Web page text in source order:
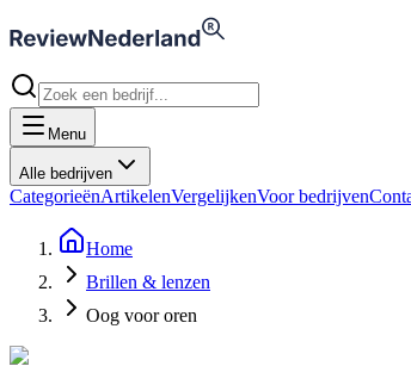
Menu
Alle bedrijven
CategorieënArtikelenVergelijkenVoor bedrijven
Home
Brillen & lenzen
Oog voor oren